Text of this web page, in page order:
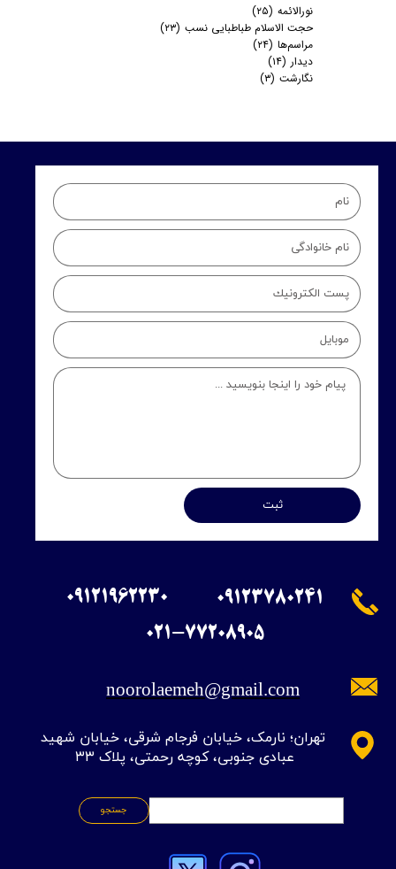
نورالائمه (۲۵)
حجت الاسلام طباطبایی نسب (۲۳)
مراسم‌ها (۲۴)
دیدار (۱۴)
نگارشت (۳)
ثبت
​021-77208905
​تهران؛ نارمک، خیابان فرجام شرقی، خیابان شهید
عبادی جنوبی، کوچه رحمتی، پلاک ۳۳
noorolaemeh@gmail.com
09121962230 09123780241
جستجو